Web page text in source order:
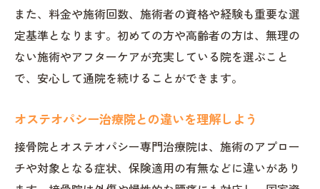
また、料金や施術回数、施術者の資格や経験も重要な選
定基準となります。初めての方や高齢者の方は、無理の
ない施術やアフターケアが充実している院を選ぶこと
で、安心して通院を続けることができます。
オステオパシー治療院との違いを理解しよう
接骨院とオステオパシー専門治療院は、施術のアプロー
チや対象となる症状、保険適用の有無などに違いがあり